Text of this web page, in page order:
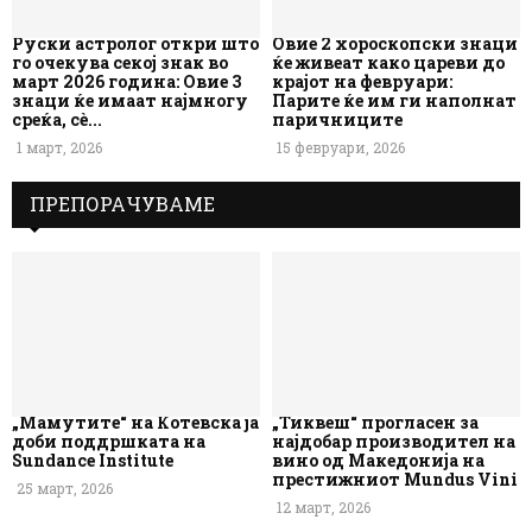
Руски астролог откри што
го очекува секој знак во
март 2026 година: Овие 3
знаци ќе имаат најмногу
среќа, сè...
1 март, 2026
Овие 2 хороскопски знаци
ќе живеат како цареви до
крајот на февруари:
Парите ќе им ги наполнат
паричниците
15 февруари, 2026
ПРЕПОРАЧУВАМЕ
„Мамутите“ на Котевска ја
доби поддршката на
Sundance Institute
25 март, 2026
„Тиквеш“ прогласен за
најдобар производител на
вино од Македонија на
престижниот Mundus Vini
12 март, 2026